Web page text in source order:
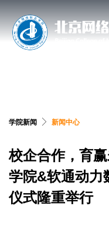
学院新闻 新闻中心
校企合作，育
学院&软通动力
仪式隆重举行